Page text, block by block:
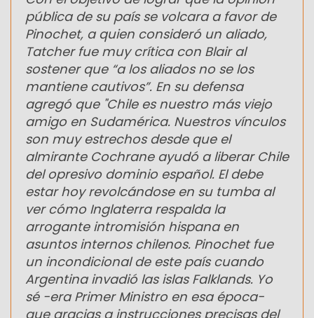
pública de su país se volcara a favor de
Pinochet, a quien consideró un aliado,
Tatcher fue muy crítica con Blair al
sostener que “a los aliados no se los
mantiene cautivos”. En su defensa
agregó que "Chile es nuestro más viejo
amigo en Sudamérica. Nuestros vínculos
son muy estrechos desde que el
almirante Cochrane ayudó a liberar Chile
del opresivo dominio español. El debe
estar hoy revolcándose en su tumba al
ver cómo Inglaterra respalda la
arrogante intromisión hispana en
asuntos internos chilenos. Pinochet fue
un incondicional de este país cuando
Argentina invadió las islas Falklands. Yo
sé -era Primer Ministro en esa época-
que gracias a instrucciones precisas del